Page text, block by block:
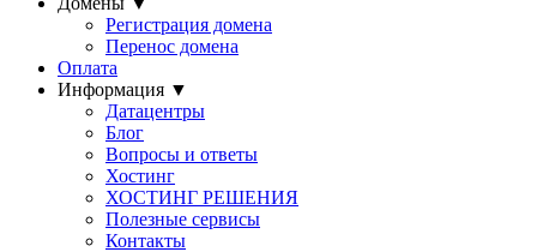
Регистрация домена
Перенос домена
Оплата
Информация ▼
Датацентры
Блог
Вопросы и ответы
Хостинг
ХОСТИНГ РЕШЕНИЯ
Полезные сервисы
Контакты